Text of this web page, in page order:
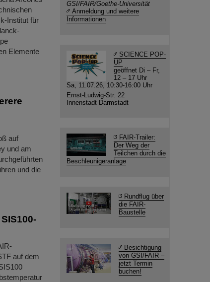
Institut für
Elemente
auf
und am
und die
auf dem
GSI/FAIR/Goethe-Universität
Anmeldung und weitere
Informationen
SCIENCE POP-
UP
geöffnet Di – Fr,
12 – 17 Uhr
Sa, 11.07.26, 10:30-16:00 Uhr
Ernst-Ludwig-Str. 22
Innenstadt Darmstadt
FAIR-Trailer:
Der Weg der
Teilchen durch die
Beschleunigeranlage
Rundflug über
die FAIR-
Baustelle
Besichtigung
von GSI/FAIR –
jetzt Termin
buchen!